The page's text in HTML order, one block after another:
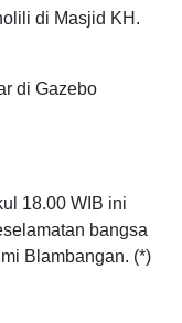
di Masjid KH.
di Gazebo
18.00 WIB ini
bangsa
Blambangan. (*)